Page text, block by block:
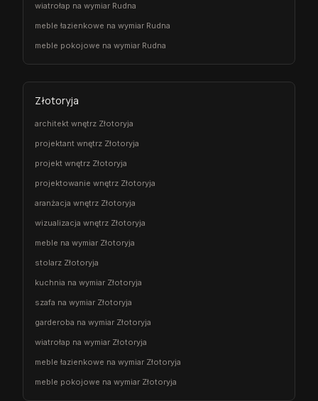
wiatrołap na wymiar Rudna
meble łazienkowe na wymiar Rudna
meble pokojowe na wymiar Rudna
Złotoryja
architekt wnętrz Złotoryja
projektant wnętrz Złotoryja
projekt wnętrz Złotoryja
projektowanie wnętrz Złotoryja
aranżacja wnętrz Złotoryja
wizualizacja wnętrz Złotoryja
meble na wymiar Złotoryja
stolarz Złotoryja
kuchnia na wymiar Złotoryja
szafa na wymiar Złotoryja
garderoba na wymiar Złotoryja
wiatrołap na wymiar Złotoryja
meble łazienkowe na wymiar Złotoryja
meble pokojowe na wymiar Złotoryja